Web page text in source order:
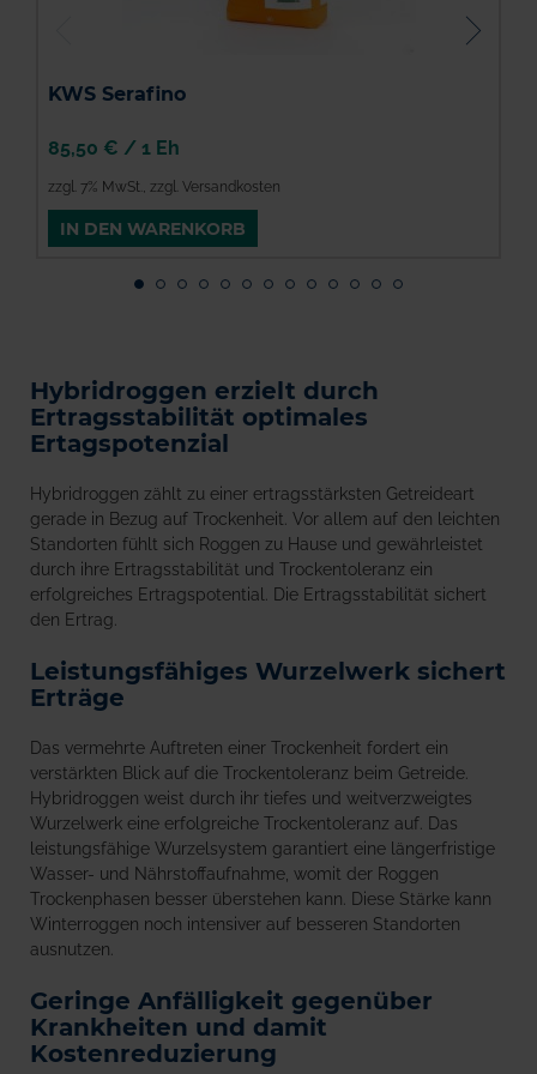
KWS Serafino
zzgl. 7% MwSt.,zzgl. Versandkosten
85,50 € / 1 Eh
IN DEN WARENKORB
Hybridroggen erzielt durch
Ertragsstabilität optimales
Ertagspotenzial
Hybridroggen zählt zu einer ertragsstärksten Getreideart
gerade in Bezug auf Trockenheit. Vor allem auf den leichten
Standorten fühlt sich Roggen zu Hause und gewährleistet
durch ihre Ertragsstabilität und Trockentoleranz ein
erfolgreiches Ertragspotential. Die Ertragsstabilität sichert
den Ertrag.
Leistungsfähiges Wurzelwerk sichert
Erträge
Das vermehrte Auftreten einer Trockenheit fordert ein
verstärkten Blick auf die Trockentoleranz beim Getreide.
Hybridroggen weist durch ihr tiefes und weitverzweigtes
Wurzelwerk eine erfolgreiche Trockentoleranz auf. Das
leistungsfähige Wurzelsystem garantiert eine längerfristige
Wasser- und Nährstoffaufnahme, womit der Roggen
Trockenphasen besser überstehen kann. Diese Stärke kann
Winterroggen noch intensiver auf besseren Standorten
ausnutzen.
Geringe Anfälligkeit gegenüber
Krankheiten und damit
Kostenreduzierung